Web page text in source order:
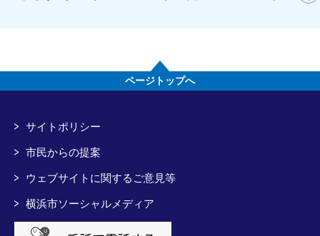
ページトップへ
サイトポリシー
市民からの提案
ウェブサイトに関するご意見等
横浜市ソーシャルメディア